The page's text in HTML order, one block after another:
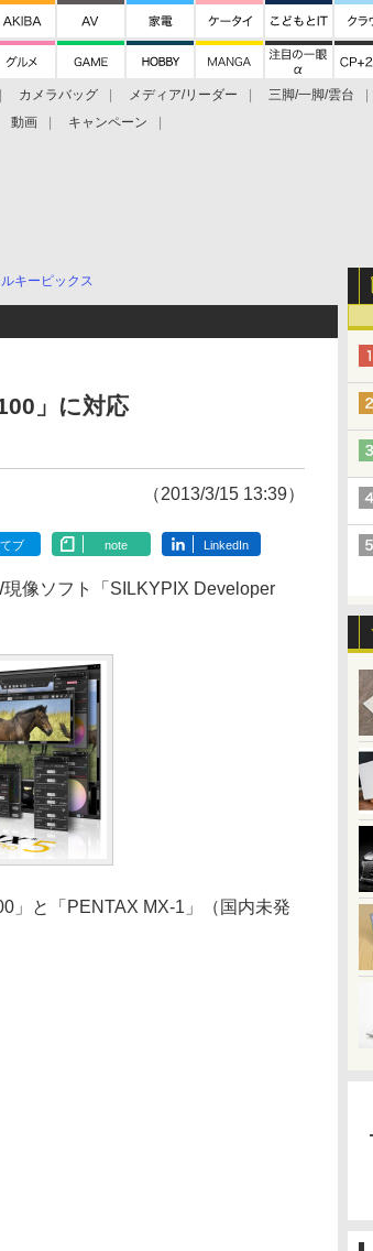
カメラバッグ メディア/リーダー 三脚/一脚/雲台
動画 キャンペーン
キーピックス
」に対応
（2013/3/15 13:39）
ブ note LinkedIn
像ソフト「SILKYPIX Developer
」と「PENTAX MX-1」（国内未発